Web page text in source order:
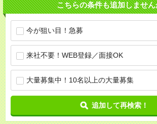
こちらの条件も追加しません
今が狙い目！急募
来社不要！WEB登録／面接OK
大量募集中！10名以上の大量募集
追加して再検索！